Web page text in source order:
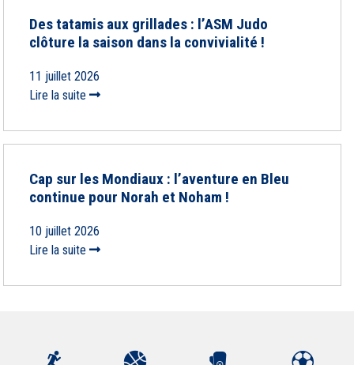
Des tatamis aux grillades : l’ASM Judo
clôture la saison dans la convivialité !
11 juillet 2026
Lire la suite
Cap sur les Mondiaux : l’aventure en Bleu
continue pour Norah et Noham !
10 juillet 2026
Lire la suite